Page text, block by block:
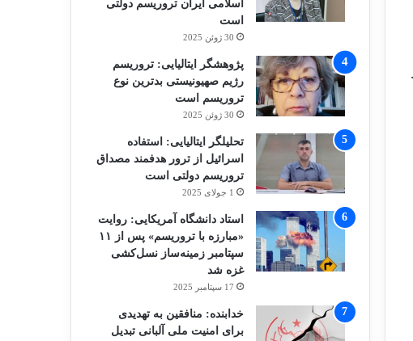
اسلامی ایران تروریسم دولتی
است
30 ژوئن 2025
پژوهشگر ایتالیایی: تروریسم
رژیم صهیونیستی بدترین نوع
تروریسم است
30 ژوئن 2025
تحلیلگر ایتالیایی: استفاده
اسرائیل از ترور هدفمند مصداق
تروریسم دولتی است
1 جولای 2025
استاد دانشگاه آمریکایی: روایت
«مبارزه با تروریسم» پس از ۱۱
سپتامبر زمینه‌ساز نسل‌کشی
غزه شد
17 سپتامبر 2025
خدابنده: منافقین به تهدیدی
برای امنیت ملی آلبانی تبدیل